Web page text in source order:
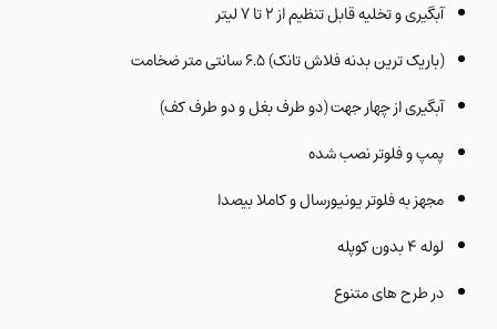
آبگیری و تخلیه قابل تنظیم از ۲ تا ۷ لیتر
(باریک ترین بدنه فلاش تانک) ۶.۵ سانتی متر ضخامت
آبگیری از چهار جهت (دو طرف بغل و دو طرف کف)
پمپ و فلوتر نصب شده
مجهز به فلوتر یونیورسال و کاملا بیصدا
لوله ۴ بدون کوپله
در طرح های متنوع